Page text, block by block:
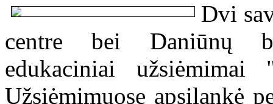
Dvi
centre bei Daniūnų
edukaciniai užsiėmimai
Užsiėmimuose apsilankė